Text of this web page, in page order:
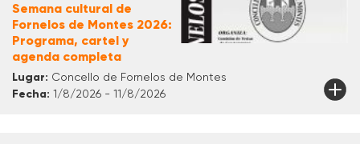
Semana cultural de
Fornelos de Montes 2026:
Programa, cartel y
agenda completa
Lugar: Concello de Fornelos de Montes
Fecha: 1/8/2026 - 11/8/2026